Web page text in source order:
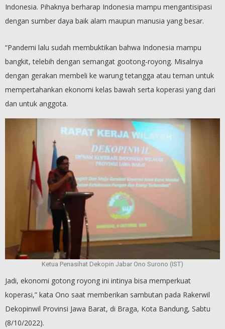
Indonesia. Pihaknya berharap Indonesia mampu mengantisipasi
dengan sumber daya baik alam maupun manusia yang besar.
“Pandemi lalu sudah membuktikan bahwa Indonesia mampu
bangkit, telebih dengan semangat gootong-royong. Misalnya
dengan gerakan membeli ke warung tetangga atau teman untuk
mempertahankan ekonomi kelas bawah serta koperasi yang dari
dan untuk anggota.
Ketua Penasihat Dekopin Jabar Ono Surono (IST)
Jadi, ekonomi gotong royong ini intinya bisa memperkuat
koperasi,” kata Ono saat memberikan sambutan pada Rakerwil
Dekopinwil Provinsi Jawa Barat, di Braga, Kota Bandung, Sabtu
(8/10/2022).